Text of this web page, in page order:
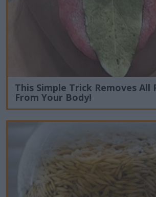
This Simple Trick Removes All
From Your Body!